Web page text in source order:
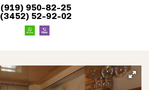
(919) 950-82-25
(3452) 52-92-02